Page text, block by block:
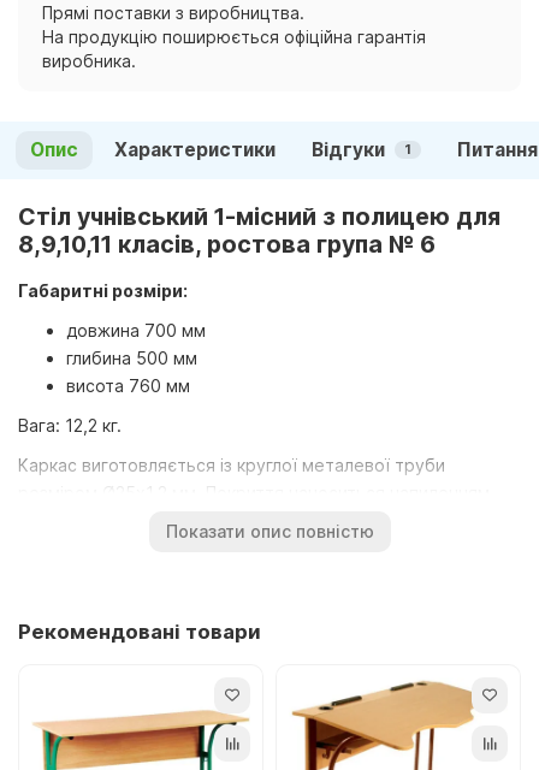
Прямі поставки з виробництва.
На продукцію поширюється офіційна гарантія
виробника.
Опис Характеристики Відгуки 1
Стіл учнівський 1-місний з полицею для
8,9,10,11 класів, ростова група № 6
Габаритні розміри:
довжина 700 мм
глибина 500 мм
висота 760 мм
Вага: 12,2 кг.
Каркас виготовляється із круглої металевої труби
розміром Ø25х1,2 мм. Покриття наноситься напиленням
полімерних порошкових матеріалів. Стільниця із
виготовляються з ламінованої ДСП товщиною 16 мм і
На торцях каркаса кріпляться пластикові наконечники, що
запобігають травмуванню учнів та пошкодженню підлоги.
Ростова група № 6. Учнівська парта розрахована на
Показати опис повністю
Рекомендовані товари